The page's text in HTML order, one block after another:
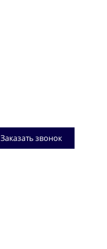
Заказать звонок